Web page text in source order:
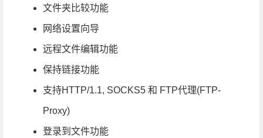
文件夹比较功能
网络设置向导
远程文件编辑功能
保持链接功能
支持HTTP/1.1, SOCKS5 和 FTP代理(FTP-
Proxy)
登录到文件功能